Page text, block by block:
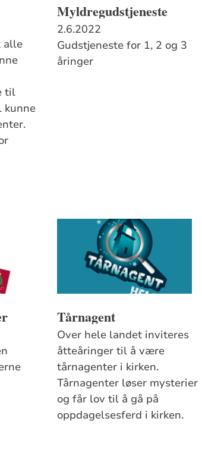
alle
til
kunne
Myldregudstjeneste
2.6.2022
Gudstjeneste for 1, 2 og 3
åringer
Tårnagent
Over hele landet inviteres
åtteåringer til å være
tårnagenter i kirken.
Tårnagenter løser mysterier
og får lov til å gå på
oppdagelsesferd i kirken.